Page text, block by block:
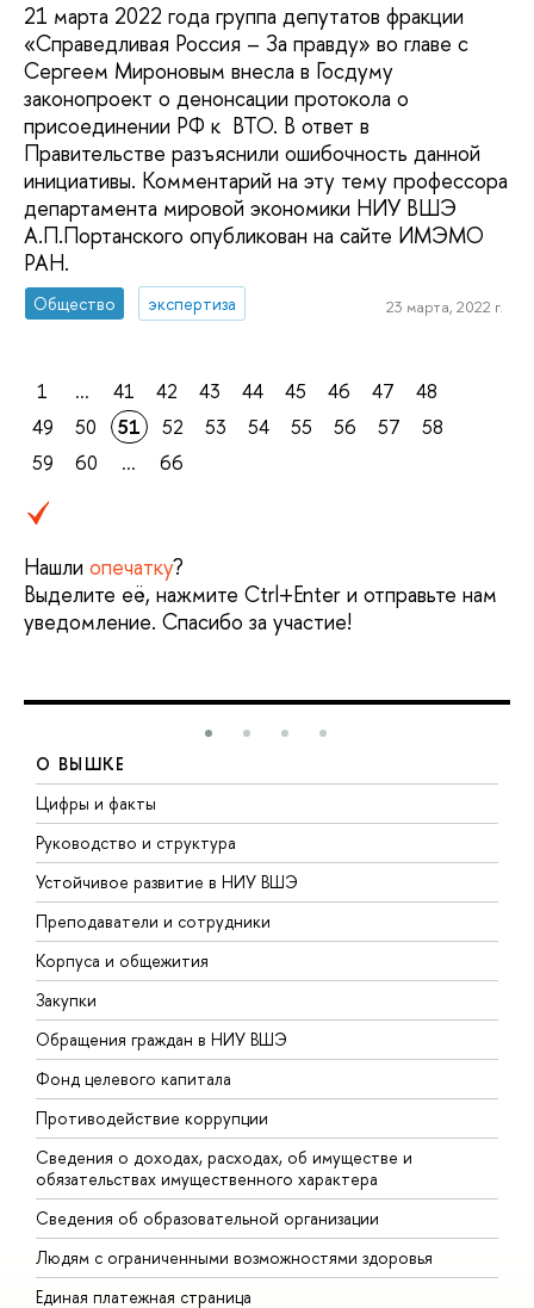
21 марта 2022 года группа депутатов фракции
«Справедливая Россия – За правду» во главе с
Сергеем Мироновым внесла в Госдуму
законопроект о денонсации протокола о
присоединении РФ к ВТО. В ответ в
Правительстве разъяснили ошибочность данной
инициативы. Комментарий на эту тему профессора
департамента мировой экономики НИУ ВШЭ
А.П.Портанского опубликован на сайте ИМЭМО
РАН.
Общество экспертиза 23 марта, 2022 г.
1 ... 41 42 43 44 45 46 47
48
49
50 51 52 53 54 55 56 57
58
59
60 ... 66
Нашли опечатку?
Выделите её, нажмите Ctrl+Enter и отправьте нам
уведомление. Спасибо за участие!
О ВЫШКЕ
Цифры и факты
Руководство и структура
Устойчивое развитие в НИУ ВШЭ
Преподаватели и сотрудники
Корпуса и общежития
Закупки
Обращения граждан в НИУ ВШЭ
Фонд целевого капитала
Противодействие коррупции
Сведения о доходах, расходах, об имуществе и
обязательствах имущественного характера
Сведения об образовательной организации
Людям с ограниченными возможностями здоровья
Единая платежная страница